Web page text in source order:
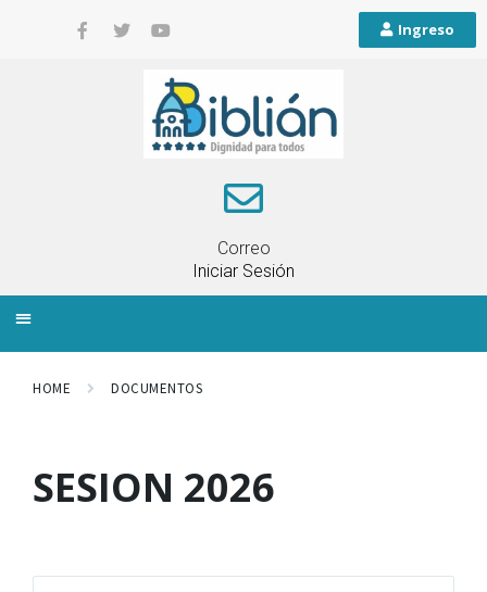
Ingreso
Correo
Iniciar Sesión
HOME DOCUMENTOS
SESION 2026